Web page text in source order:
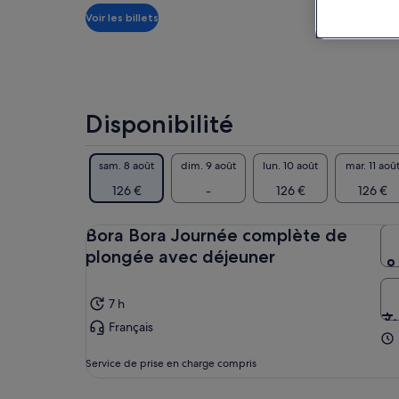
par
adulte
Voir les billets
de
Il y
Disponibilité
sam. 8 août
126 €
dim. 9 août
-
lun. 10 août
126 €
mar. 11 août
126 €
Bora Bora Journée complète de
plongée avec déjeuner
7 h
Français
Service de prise en charge compris